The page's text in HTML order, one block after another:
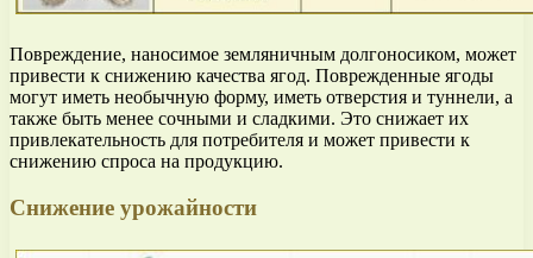
Повреждение, наносимое земляничным долгоносиком, может
привести к снижению качества ягод. Поврежденные ягоды
могут иметь необычную форму, иметь отверстия и туннели, а
также быть менее сочными и сладкими. Это снижает их
привлекательность для потребителя и может привести к
снижению спроса на продукцию.
Снижение урожайности